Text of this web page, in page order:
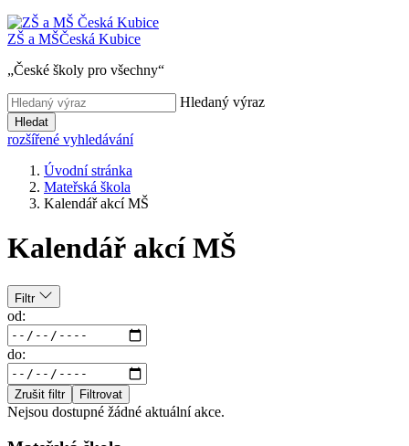
ZŠ a MŠČeská Kubice
„České školy pro všechny“
Hledaný výraz
Hledat
rozšířené vyhledávání
Úvodní stránka
Mateřská škola
Kalendář akcí MŠ
Kalendář akcí MŠ
Filtr
od:
do:
Zrušit filtr Filtrovat
Nejsou dostupné žádné aktuální akce.